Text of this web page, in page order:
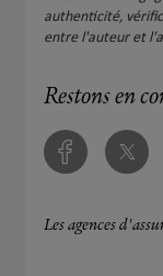
authenticité,
entre l'auteur et
Restons en
FacebookTwitter
Les agences